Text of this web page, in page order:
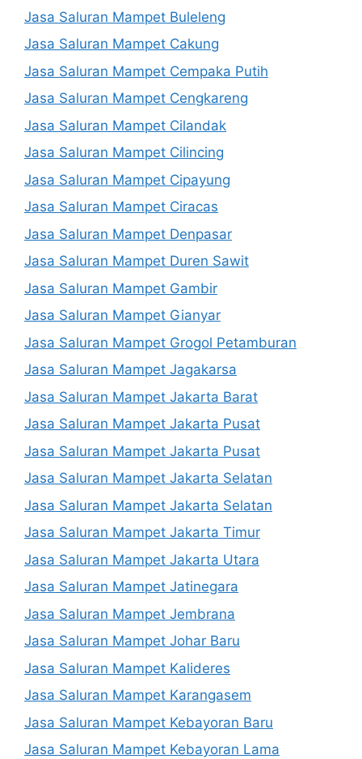
Jasa Saluran Mampet Buleleng
Jasa Saluran Mampet Cakung
Jasa Saluran Mampet Cempaka Putih
Jasa Saluran Mampet Cengkareng
Jasa Saluran Mampet Cilandak
Jasa Saluran Mampet Cilincing
Jasa Saluran Mampet Cipayung
Jasa Saluran Mampet Ciracas
Jasa Saluran Mampet Denpasar
Jasa Saluran Mampet Duren Sawit
Jasa Saluran Mampet Gambir
Jasa Saluran Mampet Gianyar
Jasa Saluran Mampet Grogol Petamburan
Jasa Saluran Mampet Jagakarsa
Jasa Saluran Mampet Jakarta Barat
Jasa Saluran Mampet Jakarta Pusat
Jasa Saluran Mampet Jakarta Pusat
Jasa Saluran Mampet Jakarta Selatan
Jasa Saluran Mampet Jakarta Selatan
Jasa Saluran Mampet Jakarta Timur
Jasa Saluran Mampet Jakarta Utara
Jasa Saluran Mampet Jatinegara
Jasa Saluran Mampet Jembrana
Jasa Saluran Mampet Johar Baru
Jasa Saluran Mampet Kalideres
Jasa Saluran Mampet Karangasem
Jasa Saluran Mampet Kebayoran Baru
Jasa Saluran Mampet Kebayoran Lama